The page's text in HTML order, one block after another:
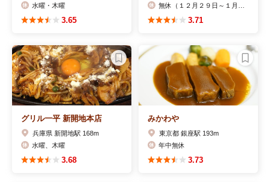
水曜・木曜
3.65 3.71
グリル一平 新開地本店
兵庫県 新開地駅 168m
水曜、木曜
3.68
みかわや
東京都 銀座駅 193m
年中無休
3.73